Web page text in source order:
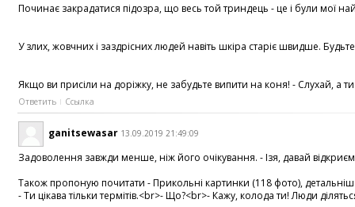
Починає закрадатися підозра, що весь той триндець - це і були мої
У злих, жовчних і заздрісних людей навіть шкіра старіє швидше.
Якщо ви присіли на доріжку, не забудьте випити на коня! - Слухай, а
Ответить Ссылка
ganitsewasar 13.09.2019 21:49:09
Задоволення завжди менше, ніж його очікування. - Ізя, давай
Також пропоную почитати - Прикольні картинки (118 фото), детальніше
- Ти цікава тільки термітів.<br>- Що?<br>- Кажу, колода ти! Люди